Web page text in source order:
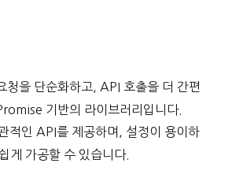
청을 단순화하고, API 호출을 더 간편
기반의 라이브러리입니다.
적인 API를 제공하며, 설정이 용이하
게 가공할 수 있습니다.